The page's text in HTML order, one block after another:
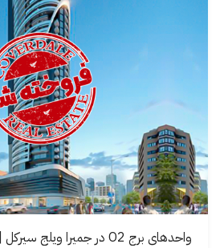
واحدهای برج O2 در جمیرا ویلج سیرکل | O2 Tower